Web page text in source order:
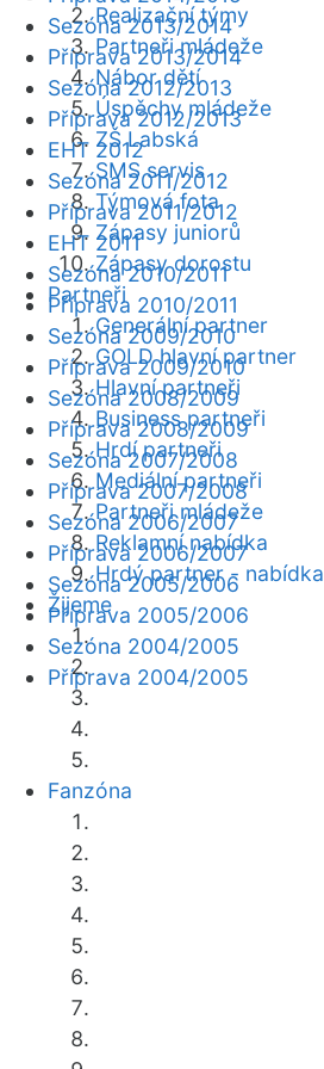
Realizační týmy
Partneři mládeže
Nábor dětí
Úspěchy mládeže
ZŠ Labská
SMS servis
Týmová fota
Zápasy juniorů
Zápasy dorostu
Partneři
Generální partner
GOLD hlavní partner
Hlavní partneři
Business partneři
Hrdí partneři
Mediální partneři
Partneři mládeže
Reklamní nabídka
Hrdý partner - nabídka
Žijeme
Fanzóna
Sezóna 2013/2014
Příprava 2013/2014
Sezóna 2012/2013
Příprava 2012/2013
EHT 2012
Sezóna 2011/2012
Příprava 2011/2012
EHT 2011
Sezóna 2010/2011
Příprava 2010/2011
Sezóna 2009/2010
Příprava 2009/2010
Sezóna 2008/2009
Příprava 2008/2009
Sezóna 2007/2008
Příprava 2007/2008
Sezóna 2006/2007
Příprava 2006/2007
Sezóna 2005/2006
Příprava 2005/2006
Sezóna 2004/2005
Příprava 2004/2005